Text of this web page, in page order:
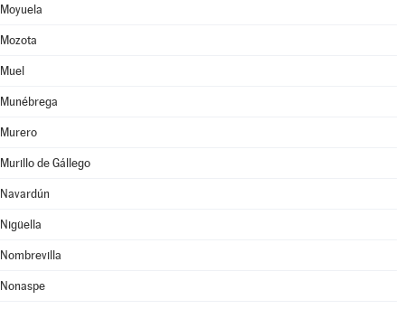
Moyuela
Mozota
Muel
Munébrega
Murero
Murillo de Gállego
Navardún
Nigüella
Nombrevilla
Nonaspe